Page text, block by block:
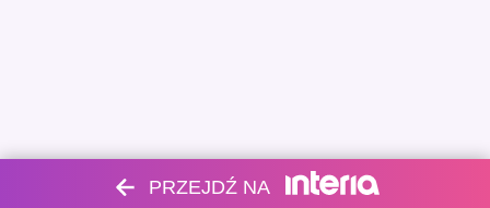
PRZEJDŹ NA